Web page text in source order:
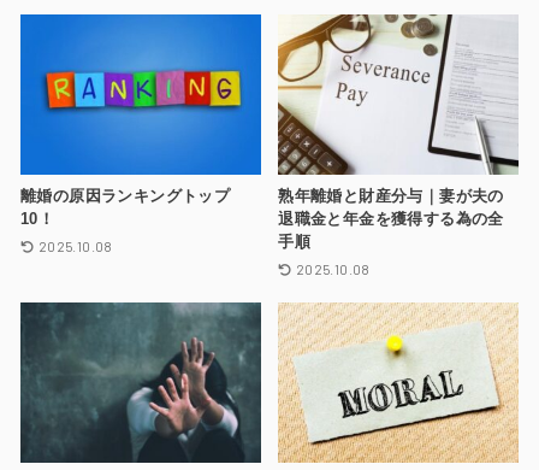
離婚の原因ランキングトップ
10！
2025.10.08
熟年離婚と財産分与｜妻が夫の
退職金と年金を獲得する為の全
手順
2025.10.08